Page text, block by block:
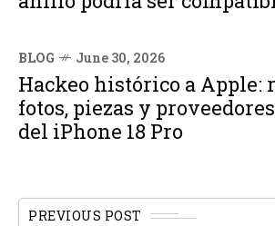
BLOG June 30, 2026
Hackeo histórico a Apple:
fotos, piezas y
del iPhone 18 Pro
PREVIOUS POST